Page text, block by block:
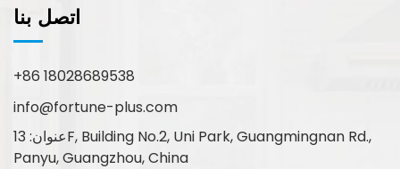
اتصل بنا
+86 18028689538
info@fortune-plus.com
عنوان: 13F, Building No.2, Uni Park, Guangmingnan Rd.,
Panyu, Guangzhou, China